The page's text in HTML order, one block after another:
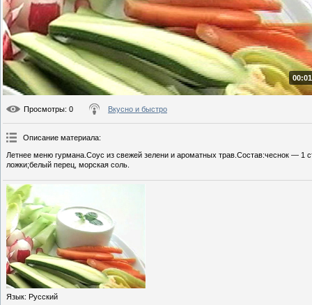
Просмотры: 0 Вкусно и быстро
Описание материала:
Летнее меню гурмана.Соус из свежей зелени и ароматных трав.Состав:чеснок — 1
ложки;белый перец, морская соль.
Язык: Русский